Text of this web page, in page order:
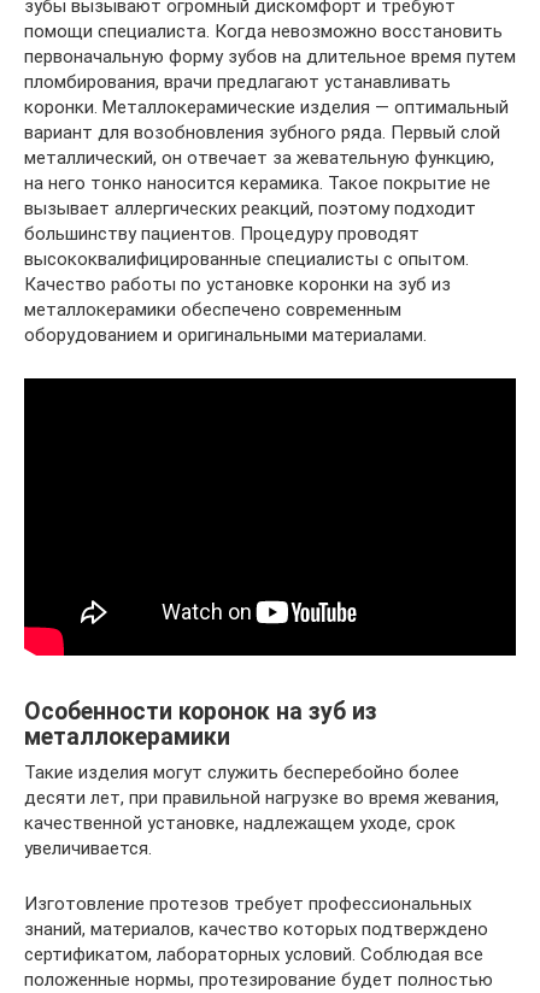
зубы вызывают огромный дискомфорт и требуют
помощи специалиста. Когда невозможно восстановить
первоначальную форму зубов на длительное время путем
пломбирования, врачи предлагают устанавливать
коронки. Металлокерамические изделия — оптимальный
вариант для возобновления зубного ряда. Первый слой
металлический, он отвечает за жевательную функцию,
на него тонко наносится керамика. Такое покрытие не
вызывает аллергических реакций, поэтому подходит
большинству пациентов. Процедуру проводят
высококвалифицированные специалисты с опытом.
Качество работы по установке коронки на зуб из
металлокерамики обеспечено современным
оборудованием и оригинальными материалами.
Особенности коронок на зуб из
металлокерамики
Такие изделия могут служить бесперебойно более
десяти лет, при правильной нагрузке во время жевания,
качественной установке, надлежащем уходе, срок
увеличивается.
Изготовление протезов требует профессиональных
знаний, материалов, качество которых подтверждено
сертификатом, лабораторных условий. Соблюдая все
положенные нормы, протезирование будет полностью